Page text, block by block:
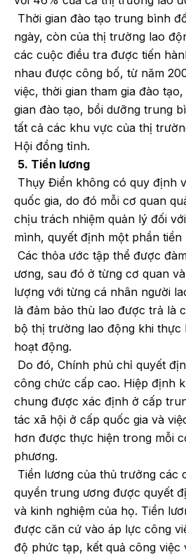
Thời gian đào tạo trung bình
ngày, còn của thị trường lao
các cuộc điều tra được tiến
nhau được công bố, từ năm
việc, thời gian tham gia đào
gian đào tạo, bồi dưỡng trung
tất cả các khu vực của thị
Hội đồng tỉnh.
5. Tiền lương
Thụy Điển không có quy định
quốc gia, do đó mỗi cơ quan
chịu trách nhiệm quản lý đối
mình, quyết định một phần
Các thỏa ước tập thể được
ương, sau đó ở từng cơ quan
lượng với từng cá nhân người
là đảm bảo thù lao được trả là
bộ thị trường lao động khi thực
hoạt động.
Do đó, Chính phủ chỉ quyết
công chức cấp cao. Hiệp định
chung được xác định ở cấp
tác xã hội ở cấp quốc gia và
hơn được thực hiện trong mỗi
phương.
Tiền lương của thủ trưởng các
quyền trung ương được quyết
và kinh nghiệm của họ. Tiền
được căn cứ vào áp lực công
độ phức tạp, kết quả công việc